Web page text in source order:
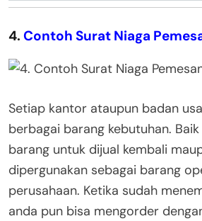
4. Contoh Surat Niaga
Setiap kantor ataupun badan
berbagai barang kebutuhan.
barang untuk dijual kembali
dipergunakan sebagai barang
perusahaan. Ketika sudah
anda pun bisa mengorder